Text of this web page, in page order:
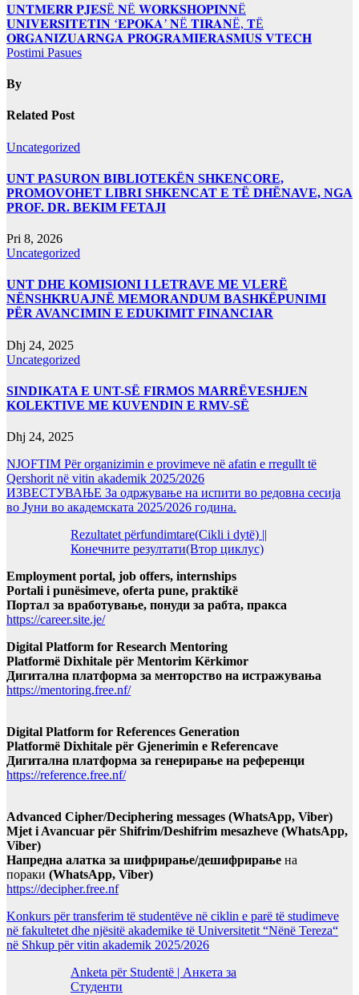
𝐔𝐍𝐓𝐌𝐄𝐑𝐑 𝐏𝐉𝐄𝐒Ë 𝐍Ë 𝐖𝐎𝐑𝐊𝐒𝐇𝐎𝐏𝐈𝐍𝐍Ë
𝐔𝐍𝐈𝐕𝐄𝐑𝐒𝐈𝐓𝐄𝐓𝐈𝐍 ‘𝐄𝐏𝐎𝐊𝐀’ 𝐍Ë 𝐓𝐈𝐑𝐀𝐍Ë, 𝐓Ë
𝐎𝐑𝐆𝐀𝐍𝐈𝐙𝐔𝐀𝐑𝐍𝐆𝐀 𝐏𝐑𝐎𝐆𝐑𝐀𝐌𝐈𝐄𝐑𝐀𝐒𝐌𝐔𝐒 𝐕𝐓𝐄𝐂𝐇
Postimi Pasues
By
Related Post
Uncategorized
UNT PASURON BIBLIOTEKËN SHKENCORE,
PROMOVOHET LIBRI SHKENCAT E TË DHËNAVE, NGA
PROF. DR. BEKIM FETAJI
Pri 8, 2026
Uncategorized
UNT DHE KOMISIONI I LETRAVE ME VLERË
NËNSHKRUAJNË MEMORANDUM BASHKËPUNIMI
PËR AVANCIMIN E EDUKIMIT FINANCIAR
Dhj 24, 2025
Uncategorized
SINDIKATA E UNT-SË FIRMOS MARRËVESHJEN
KOLEKTIVE ME KUVENDIN E RMV-SË
Dhj 24, 2025
NJOFTIM Për organizimin e provimeve në afatin e rregullt të
Qershorit në vitin akademik 2025/2026
ИЗВЕСТУВАЊЕ За одржување на испити во редовна сесија
во Јуни во академската 2025/2026 година.
Rezultatet përfundimtare(Cikli i dytë) ||
Конечните резултати(Втор циклус)
Employment portal, job offers, internships
Portali i punësimeve, oferta pune, praktikë
Портал за вработување, понуди за рабта, пракса
https://career.site.je/
Digital Platform for Research Mentoring
Platformë Dixhitale për Mentorim Kërkimor
Дигитална платформа за менторство на истражувања
https://mentoring.free.nf/
Digital Platform for References Generation
Platformë Dixhitale për Gjenerimin e Referencave
Дигитална платформа за генерирање на референци
https://reference.free.nf/
Advanced Cipher/Deciphering messages (WhatsApp, Viber)
Mjet i Avancuar për Shifrim/Deshifrim mesazheve (WhatsApp,
Viber)
Напредна алатка за шифрирање/дешифрирање на
пораки (WhatsApp, Viber)
https://decipher.free.nf
Konkurs për transferim të studentëve në ciklin e parë të studimeve
në fakultetet dhe njësitë akademike të Universitetit “Nënë Tereza“
në Shkup për vitin akademik 2025/2026
Anketa për Studentë | Анкета за
Студенти